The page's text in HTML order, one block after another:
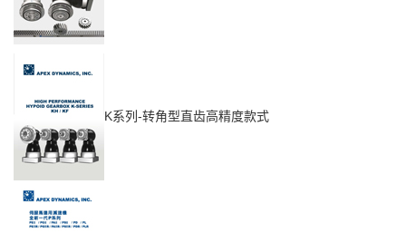
K系列-转角型直齿高精度款式